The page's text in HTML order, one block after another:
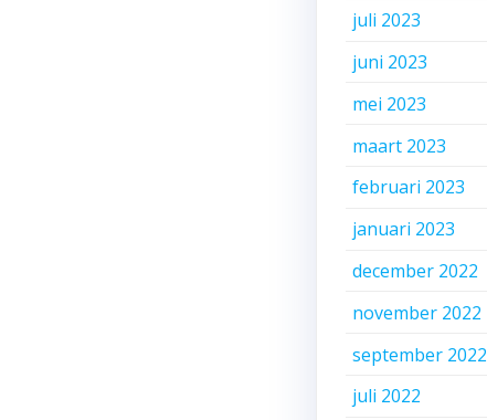
juli 2023
juni 2023
mei 2023
maart 2023
februari 2023
januari 2023
december 2022
november 2022
september 2022
juli 2022